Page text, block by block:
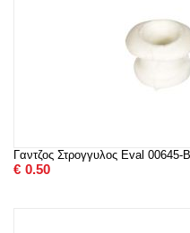
Γαντζος Στρογγυλος Eval 00645-B
€ 0.50